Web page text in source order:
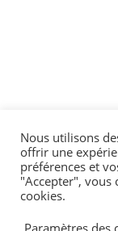
Nous utilisons
offrir une
préférences et
"Accepter", vous
cookies.
Paramètres des